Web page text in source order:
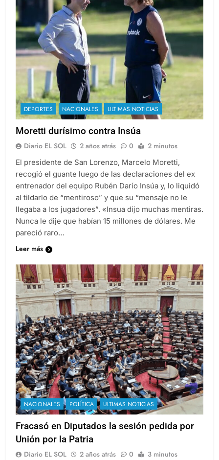
DEPORTES NACIONALES ULTIMAS NOTICIAS
Moretti durísimo contra Insúa
Diario EL SOL 2 años atrás 0 2 minutos
El presidente de San Lorenzo, Marcelo Moretti,
recogió el guante luego de las declaraciones del ex
entrenador del equipo Rubén Darío Insúa y, lo liquidó
al tildarlo de “mentiroso” y que su “mensaje no le
llegaba a los jugadores”. «Insua dijo muchas mentiras.
Nunca le dije que habían 15 millones de dólares. Me
pareció raro…
Leer más
NACIONALES POLÍTICA ULTIMAS NOTICIAS
Fracasó en Diputados la sesión pedida por
Unión por la Patria
Diario EL SOL 2 años atrás 0 3 minutos